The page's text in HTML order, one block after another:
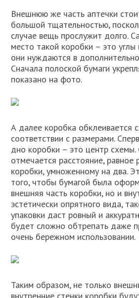
Внешнюю же часть аптечки
большой тщательностью,
случае вещь прослужит долго.
место такой коробки – это
они нуждаются в
Сначала полоской бумаги
показано на фото.
А далее коробка обклеивается
соответствии с размерами.
дно коробки – это центр
отмечается расстояние, равное
коробки, умноженному на два.
того, чтобы бумагой была
внешняя часть коробки, но и
эстетически опрятного вида,
упаковки даст ровный и
будет сложно обтрепать даже
очень бережном использовании.
Таким образом, не только